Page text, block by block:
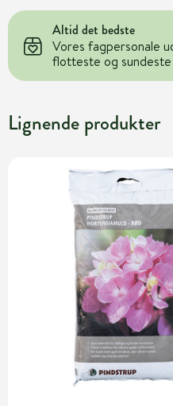
Altid det bedste
Vores fagpersonale
flotteste og sundeste
Lignende produkter